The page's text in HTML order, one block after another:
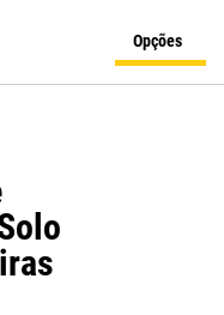
Opções